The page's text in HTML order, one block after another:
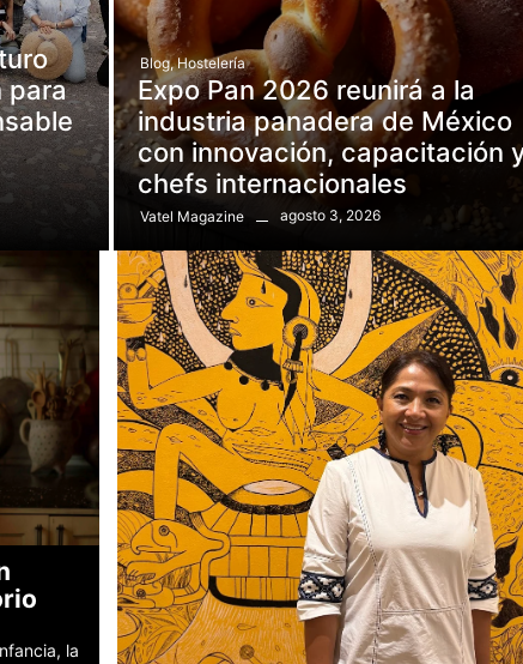
para
Blog, Hostelería
Expo Pan 2026 reunirá a la
industria panadera de México
con innovación, capacitación
chefs internacionales
Vatel Magazine agosto 3, 2026
la